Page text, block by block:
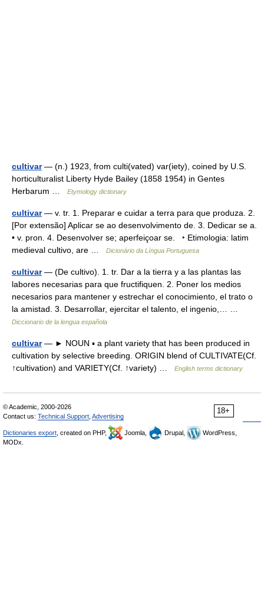
cultivar— (n.) 1923, from culti(vated) var(iety), coined by U.S.
horticulturalist Liberty Hyde Bailey (1858 1954) in Gentes
Herbarum …
Etymology dictionary
cultivar— v. tr. 1. Preparar e cuidar a terra para que produza. 2.
[Por extensão] Aplicar se ao desenvolvimento de. 3. Dedicar se a.
• v. pron. 4. Desenvolver se; aperfeiçoar se. ‣ Etimologia: latim
medieval cultivo, are …
Dicionário da Língua Portuguesa
cultivar— (De cultivo). 1. tr. Dar a la tierra y a las plantas las
labores necesarias para que fructifiquen. 2. Poner los medios
necesarios para mantener y estrechar el conocimiento, el trato o
la amistad. 3. Desarrollar, ejercitar el talento, el ingenio,… …
Diccionario de la lengua española
cultivar— ► NOUN ▪ a plant variety that has been produced in
cultivation by selective breeding. ORIGIN blend of CULTIVATE(Cf.
↑cultivation) and VARIETY(Cf. ↑variety) …
English terms dictionary
18+
© Academic, 2000-2026
Contact us: Technical Support Advertising
Dictionaries export , created on PHP, Joomla, Drupal,
WordPress,
MODx.